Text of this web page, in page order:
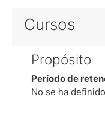
Cursos
Propósito
Período de
No se ha